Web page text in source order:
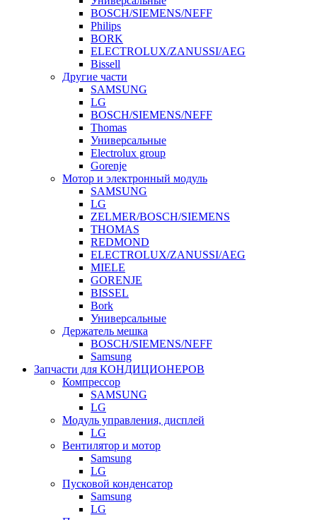
BOSCH/SIEMENS/NEFF
Philips
BORK
ELECTROLUX/ZANUSSI/AEG
Bissell
Другие части
SAMSUNG
LG
BOSCH/SIEMENS/NEFF
Thomas
Универсальные
Electrolux group
Gorenje
Мотор и электронный модуль
SAMSUNG
LG
ZELMER/BOSCH/SIEMENS
THOMAS
REDMOND
ELECTROLUX/ZANUSSI/AEG
MIELE
GORENJE
BISSEL
Bork
Универсальные
Держатель мешка
BOSCH/SIEMENS/NEFF
Samsung
Запчасти для КОНДИЦИОНЕРОВ
Компрессор
SAMSUNG
LG
Модуль управления, дисплей
LG
Вентилятор и мотор
Samsung
LG
Пусковой конденсатор
Samsung
LG